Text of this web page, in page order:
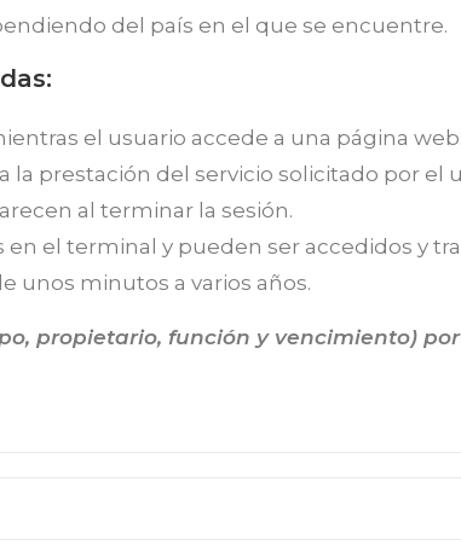
del país en el que se encuentre.
el usuario accede a una página
prestación del servicio solicitado por el
al terminar la sesión.
el terminal y pueden ser accedidos y
unos minutos a varios años.
propietario, función y vencimiento) por